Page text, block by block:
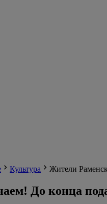
Культура Жители
До конца